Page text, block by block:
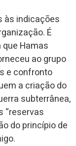
às indicações
É
Hamas
ao grupo
e confronto
a criação do
subterrânea,
“reservas
do princípio de